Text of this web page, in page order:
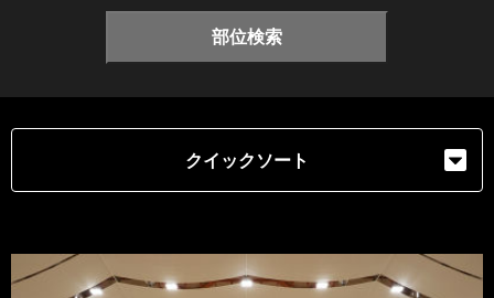
部位検索
クイックソート